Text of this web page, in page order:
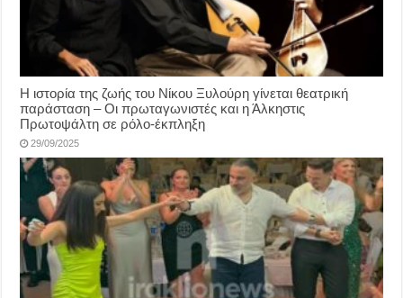
Η ιστορία της ζωής του Νίκου Ξυλούρη γίνεται θεατρική
παράσταση – Οι πρωταγωνιστές και η Άλκηστις
Πρωτοψάλτη σε ρόλο-έκπληξη
29/09/2025